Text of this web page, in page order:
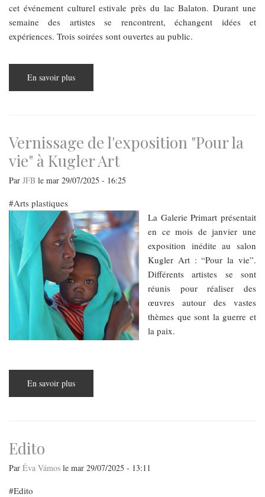
cet événement culturel estivale près du lac Balaton. Durant une
semaine des artistes se rencontrent, échangent idées et
expériences. Trois soirées sont ouvertes au public.
En savoir plus
d’une
Balaton
Vernissage de l'exposition "Pour la
vie" à Kugler Art
Par JFB le mar 29/07/2025 - 16:25
Arts plastiques
La Galerie Primart présentait
en ce mois de janvier une
exposition inédite au salon
Kugler Art : “Pour la vie”.
Différents artistes se sont
réunis pour réaliser des
œuvres autour des vastes
thèmes que sont la guerre et
la paix.
En savoir plus
de
Edito
Par Éva Vámos le mar 29/07/2025 - 13:11
Edito